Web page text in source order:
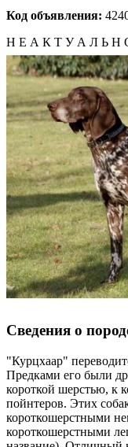
Код объявления:
Н Е А К Т У А Л Ь Н
Сведения о
"Курцхаар"
Предками его были
короткой шерстью, к
пойнтеров. Этих
короткошерстными
короткошерстными